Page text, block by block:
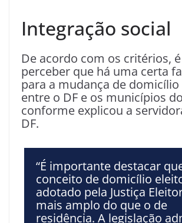
Integração social
De acordo com os critérios,
perceber que há uma certa
para a mudança de
entre o DF e os municípios
conforme explicou a
DF.
“É importante destacar
conceito de domicílio
adotado pela Justiça
mais amplo do que o de
residência. A legislação